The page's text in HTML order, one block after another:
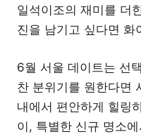
일석이조의 재미를 더
진을 남기고 싶다면 화
6월 서울 데이트는 선
찬 분위기를 원한다면
내에서 편안하게 힐링
이, 특별한 신규 명소